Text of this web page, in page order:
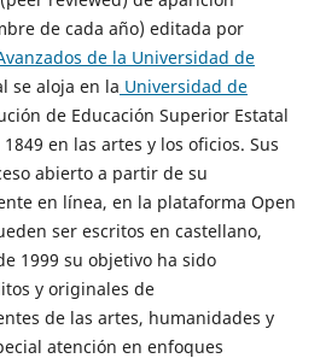
de cada año) editada por
de la Universidad de
se aloja en la Universidad de
de Educación Superior Estatal
en las artes y los oficios. Sus
abierto a partir de su
en línea, en la plataforma Open
ser escritos en castellano,
1999 su objetivo ha sido
y originales de
de las artes, humanidades y
atención en enfoques